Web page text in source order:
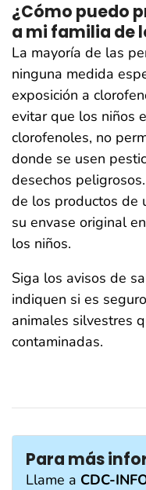
¿Cómo puedo
a mi familia de
La mayoría de las
ninguna medida
exposición a
evitar que los niños
clorofenoles, no
donde se usen
desechos
de los productos de
su envase original
los niños.
Siga los avisos de
indiquen si es
animales silvestres
contaminadas.
Para más
Llame a CDC-